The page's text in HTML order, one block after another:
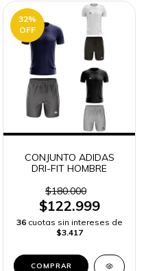
32%
OFF
CONJUNTO ADIDAS
DRI-FIT HOMBRE
$180.000
$122.999
36 cuotas sin intereses de
$3.417
COMPRAR